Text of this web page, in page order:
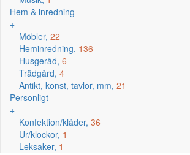
Hem & inredning
+
Möbler, 22
Heminredning, 136
Husgeråd, 6
Trädgård, 4
Antikt, konst, tavlor, mm, 21
Personligt
+
Konfektion/kläder, 36
Ur/klockor, 1
Leksaker, 1